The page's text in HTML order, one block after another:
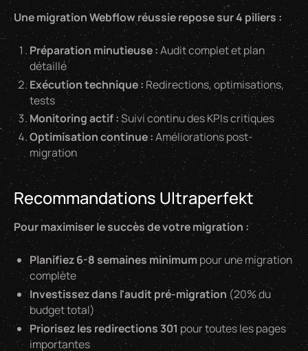
Une migration Webflow réussie repose sur 4 piliers :
Préparation minutieuse :Audit complet et plan
détaillé
Exécution technique : Redirections, optimisations,
tests
Monitoring actif :Suivi continu des KPIs critiques
Optimisation continue :Améliorations post-
migration
Recommandations Ultraperfekt
Pour maximiser le succès de votre migration :
Planifiez 6-8 semaines minimumpour une migration
complète
Investissez dans l'audit pré-migration (20% du
budget total)
Priorisez les redirections 301 pour toutes les pages
importantes